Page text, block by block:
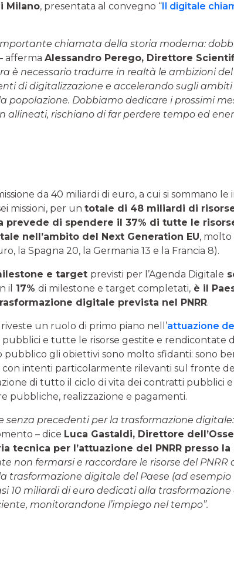
Milano, presentata al convegno “Il digitale
chiamata della storia moderna:
afferma Alessandro Perego, Direttore
è necessario tradurre in realtà le ambizioni
di digitalizzazione e accelerando sugli ambiti
popolazione. Dobbiamo dedicare i prossimi
allineati, rischiano di far perdere tempo ed
da 40 miliardi di euro, a cui si sommano le
missioni, per un totale di 48 miliardi di
prevede di spendere il 37% di tutte le
nell’ambito del Next Generation EU, molto
la Spagna 20, la Germania 13 e la Francia 8).
e target previsti per l’Agenda Digitale
il 17% di milestone e target completati, è il
digitale prevista nel PNRR.
riveste un ruolo di primo piano nell’attuazione
e tutte le risorse gestite e rendicontate
pubblico gli obiettivi sono molto sfidanti: sono
con intenti particolarmente rilevanti sul fronte
di tutto il ciclo di vita dei contratti pubblici
pubbliche, realizzazione e pagamenti.
senza precedenti per la trasformazione
– dice Luca Gastaldi, Direttore
tecnica per l’attuazione del PNRR presso
non fermarsi e raccordare le risorse del
trasformazione digitale del Paese (ad esempio
10 miliardi di euro dedicati alla
monitorandone l’impiego nel tempo”.